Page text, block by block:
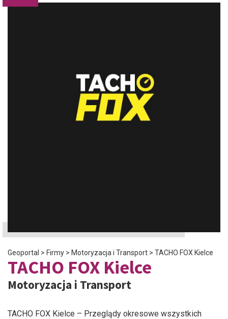
Geoportal > Firmy > Motoryzacja i Transport > TACHO FOX Kielce
TACHO FOX Kielce
Motoryzacja i Transport
TACHO FOX Kielce – Przeglądy okresowe wszystkich